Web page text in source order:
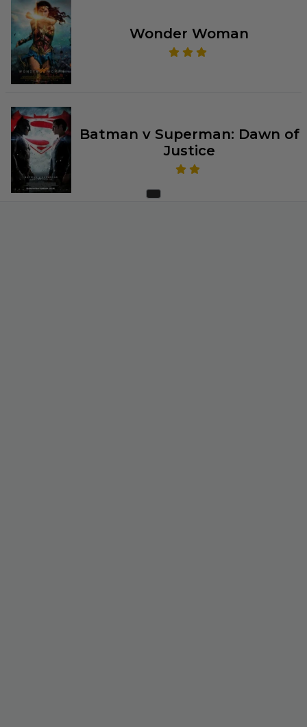
Wonder Woman
Batman v Superman: Dawn of
Justice